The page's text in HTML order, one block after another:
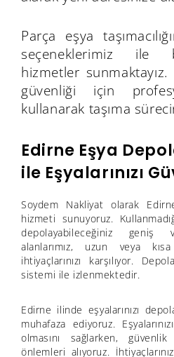
Parça eşya
seçeneklerimiz ile
hizmetler sunmaktayız.
güvenliği için
kullanarak taşıma
Edirne Eşya
ile Eşyalarınızı
Soydem Nakliyat olarak
hizmeti sunuyoruz.
depolayabileceğiniz
alanlarımız, uzun veya
ihtiyaçlarınızı karşılıyor.
sistemi ile izlenmektedir.
Edirne ilinde eşyalarınızı
muhafaza ediyoruz.
olmasını sağlarken,
önlemleri alıyoruz.